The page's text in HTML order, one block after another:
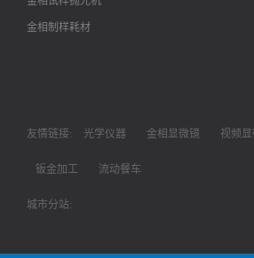
金相制样耗材
友情链接: 光学仪器 金相显微镜 视频
钣金加工 流动餐车
城市分站: